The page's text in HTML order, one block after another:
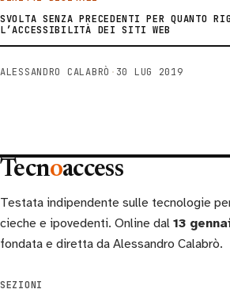
SVOLTA SENZA PRECEDENTI PER QUANTO
L’ACCESSIBILITÀ DEI SITI WEB
ALESSANDRO CALABRÒ · 30 LUG 2019
Tecnoaccess
Testata indipendente sulle tecnologie
cieche e ipovedenti. Online dal 13
fondata e diretta da Alessandro Calabrò.
SEZIONI